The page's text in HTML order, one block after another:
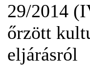
29/2014
őrzött
eljárásról